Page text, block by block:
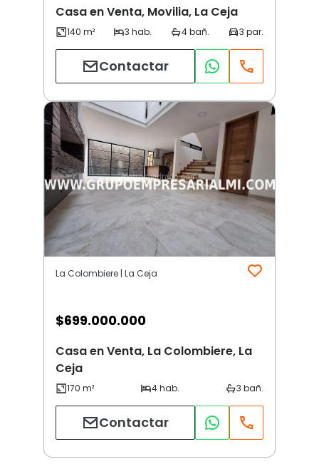
Casa en Venta, Movilia, La Ceja
Contactar
La Colombiere | La Ceja
$699.000.000
Casa en Venta, La Colombiere, La
Ceja
Contactar